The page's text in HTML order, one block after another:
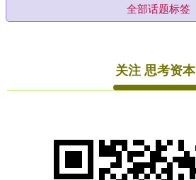
全部话题标签
关注 思考资本